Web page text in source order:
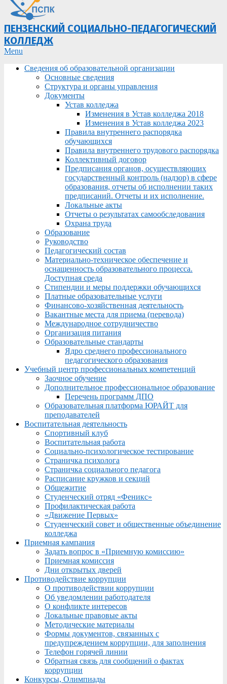
ПЕНЗЕНСКИЙ СОЦИАЛЬНО-ПЕДАГОГИЧЕСКИЙ
КОЛЛЕДЖ
Primary
Menu
Menu
Сведения об образовательной организации
Основные сведения
Структура и органы управления
Документы
Устав колледжа
Изменения в Устав колледжа 2018
Изменения в Устав колледжа 2023
Правила внутреннего распорядка
обучающихся
Правила внутреннего трудового распорядка
Коллективный договор
Предписания органов, осуществляющих
государственный контроль (надзор) в сфере
образования, отчеты об исполнении таких
предписаний. Отчеты и их исполнение.
Локальные акты
Отчеты о результатах самообследования
Охрана труда
Образование
Руководство
Педагогический состав
Материально-техническое обеспечение и
оснащенность образовательного процесса.
Доступная среда
Стипендии и меры поддержки обучающихся
Платные образовательные услуги
Финансово-хозяйственная деятельность
Вакантные места для приема (перевода)
Международное сотрудничество
Организация питания
Образовательные стандарты
Ядро среднего профессионального
педагогического образования
Учебный центр профессиональных компетенций
Заочное обучение
Дополнительное профессиональное образование
Перечень программ ДПО
Образовательная платформа ЮРАЙТ для
преподавателей
Воспитательная деятельность
Спортивный клуб
Воспитательная работа
Социально-психологическое тестирование
Страничка психолога
Страничка социального педагога
Расписание кружков и секций
Общежитие
Студенческий отряд «Феникс»
Профилактическая работа
«Движение Первых»
Студенческий совет и общественные объединение
колледжа
Приемная кампания
Задать вопрос в «Приемную комиссию»
Приемная комиссия
Дни открытых дверей
Противодействие коррупции
О противодействии коррупции
Об уведомлении работодателя
О конфликте интересов
Локальные правовые акты
Методические материалы
Формы документов, связанных с
предупреждением коррупции, для заполнения
Телефон горячей линии
Обратная связь для сообщений о фактах
коррупции
Конкурсы, Олимпиады